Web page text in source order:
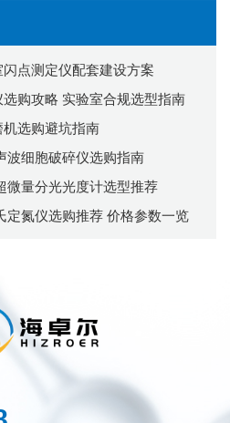
点测定仪配套建设方案
购攻略 实验室合规选型指南
选购避坑指南
波细胞破碎仪选购指南
微量分光光度计选型推荐
氮仪选购推荐 价格参数一览